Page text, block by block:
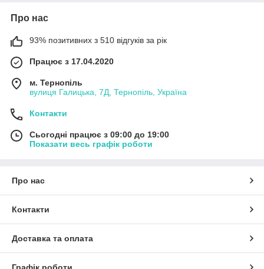
Про нас
93% позитивних з 510 відгуків за рік
Працює з 17.04.2020
м. Тернопіль
вулиця Галицька, 7Д, Тернопіль, Україна
Контакти
Сьогодні працює з 09:00 до 19:00
Показати весь графік роботи
Про нас
Контакти
Доставка та оплата